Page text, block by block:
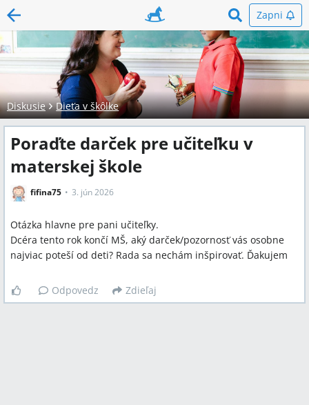
Zapni
Diskusie Dieťa v škôlke
Poraďte darček pre učiteľku v
materskej škole
fifina75 3. jún 2026
Otázka hlavne pre pani učiteľky.
Dcéra tento rok končí MŠ, aký darček/pozornosť vás osobne
najviac poteší od deti? Rada sa nechám inšpirovať. Ďakujem
Odpovedz Zdieľaj